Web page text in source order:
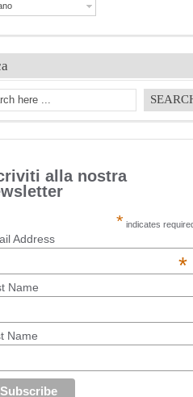
alla nostra
* indicates
Address
*
Name
Name